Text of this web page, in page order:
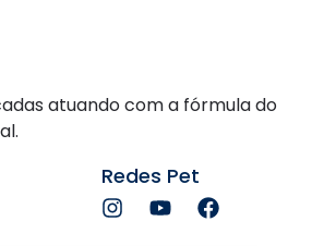
atuando com a fórmula do
Redes Pet